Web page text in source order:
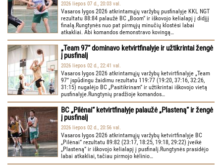
2026 liepos 07 d., 20:03 val.
Vasaros lygos 2026 atkrintamųjų varžybų pusfinalyje KKL NGT
rezultatu 88:84 palaužė BC „Boom“ ir iškovojo kelialapį į didįjį
finalą.Rungtynės nuo pat pirmųjų minučių klostėsi labai
atkakliai. Abi komandos demonstravo kovingą…
„Team 97“ dominavo ketvirtfinalyje ir užtikrintai žengė
į pusfinalį
2026 liepos 02 d., 22:41 val.
Vasaros lygos 2026 atkrintamųjų varžybų ketvirtfinalyje „Team
97“ įspūdingu žaidimu rezultatu 119:77 (19:20, 37:16, 32:26,
31:15) nugalėjo BC „Pasitikrinam“ ir užtikrintai iškovojo vietą
pusfinalyje.Rungtynių pradžioje komandos…
BC „Pilėnai“ ketvirtfinalyje palaužė „Plasteną“ ir žengė
į pusfinalį
2026 liepos 02 d., 20:56 val.
Vasaros lygos 2026 atkrintamųjų varžybų ketvirtfinalyje BC
„Pilėnai“ rezultatu 89:82 (23:17, 18:25, 19:18, 29:22) įveikė
„Plasteną“ ir iškovojo kelialapį į pusfinalį.Rungtynės prasidėjo
labai atkakliai, tačiau pirmojo kėlinio…